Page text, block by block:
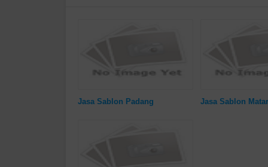
Jasa Sablon Padang Jasa Sablon